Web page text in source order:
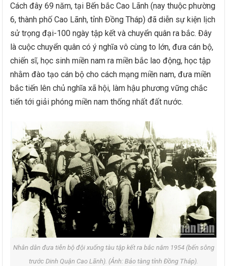
Cách đây 69 năm, tại Bến bắc Cao Lãnh (nay thuộc phường
6, thành phố Cao Lãnh, tỉnh Đồng Tháp) đã diễn sự kiện lịch
sử trọng đại-100 ngày tập kết và chuyển quân ra bắc. Đây
là cuộc chuyển quân có ý nghĩa vô cùng to lớn, đưa cán bộ,
chiến sĩ, học sinh miền nam ra miền bắc lao động, học tập
nhằm đào tạo cán bộ cho cách mạng miền nam, đưa miền
bắc tiến lên chủ nghĩa xã hội, làm hậu phương vững chắc
tiến tới giải phóng miền nam thống nhất đất nước.
Nhân dân đưa tiễn bộ đội xuống tàu tập kết ra bắc năm 1954 (bến sông
trước Dinh Quận Cao Lãnh). (Ảnh: Bảo tàng tỉnh Đồng Tháp).